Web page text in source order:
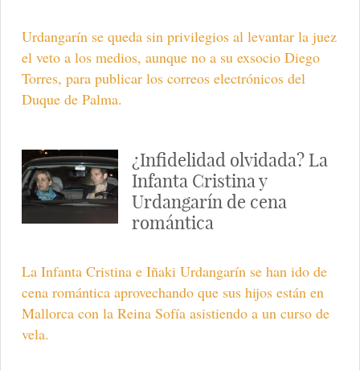
Urdangarín se queda sin privilegios al levantar la juez
el veto a los medios, aunque no a su exsocio Diego
Torres, para publicar los correos electrónicos del
Duque de Palma.
¿Infidelidad olvidada? La
Infanta Cristina y
Urdangarín de cena
romántica
La Infanta Cristina e Iñaki Urdangarín se han ido de
cena romántica aprovechando que sus hijos están en
Mallorca con la Reina Sofía asistiendo a un curso de
vela.